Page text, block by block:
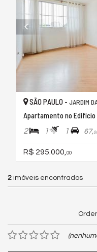
SÃO PAULO - JARDIM
Apartamento no Edifício
2 1 1 67,
R$ 295.000,00
2 imóveis encontrados